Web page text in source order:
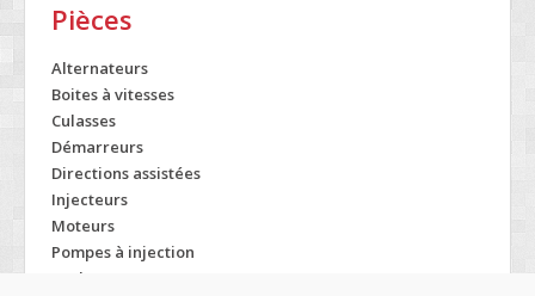
Pièces
Alternateurs
Boites à vitesses
Culasses
Démarreurs
Directions assistées
Injecteurs
Moteurs
Pompes à injection
Turbos